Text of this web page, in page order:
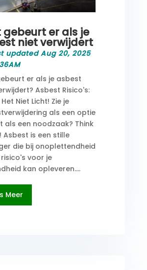
gebeurt er als je
niet verwijdert
updated Aug 20, 2025
er als je asbest
Asbest Risico's:
Niet Licht! Zie je
als een optie
als een noodzaak? Think
Asbest is een stille
die bij onoplettendheid
voor je
kan opleveren....
Meer